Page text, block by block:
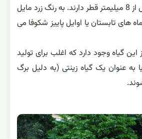
گل های این گیاه بیش از 8 میلیمتر قطر دارند. به رنگ زرد مایل
های تابستان یا اوایل پاییز شکوفا می
از این گیاه وجود دارد که اغلب برای تولید
به عنوان یک گیاه زینتی (به دلیل برگ